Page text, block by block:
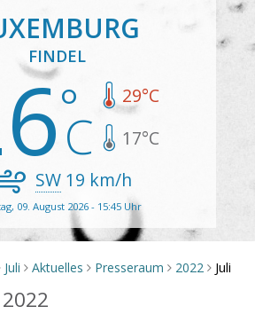
FINDEL
29°C
17°C
SW19 km/h
09. August 2026 - 15:45 Uhr
Juli > Aktuelles > Presseraum > 2022 > Juli